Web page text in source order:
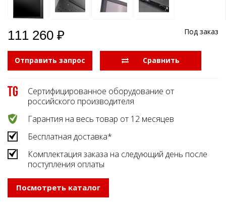
111 260 ₽ Под заказ
Отправить запрос
  Сравнить
Сертифицированное оборудование от
российского производителя
Гарантия на весь товар от 12 месяцев
Бесплатная доставка*
Комплектация заказа на следующий день после
поступления оплаты
Посмотреть каталог